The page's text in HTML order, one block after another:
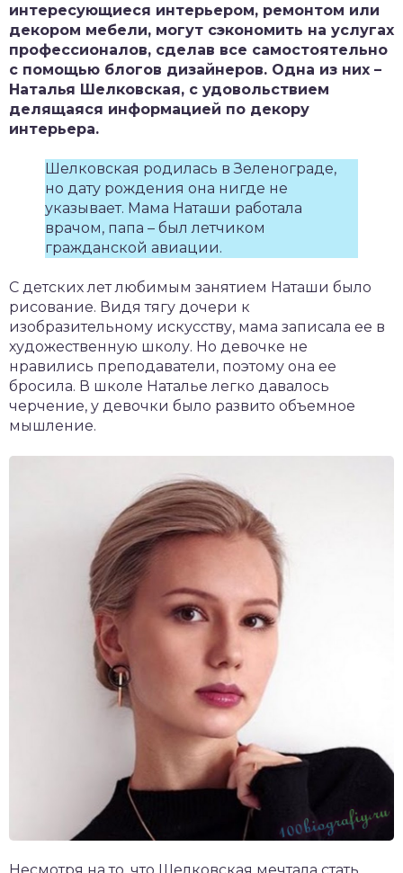
интересующиеся интерьером, ремонтом или
декором мебели, могут сэкономить на услугах
профессионалов, сделав все самостоятельно
с помощью блогов дизайнеров. Одна из них –
Наталья Шелковская, с удовольствием
делящаяся информацией по декору
интерьера.
Шелковская родилась в Зеленограде,
но дату рождения она нигде не
указывает. Мама Наташи работала
врачом, папа – был летчиком
гражданской авиации.
С детских лет любимым занятием Наташи было
рисование. Видя тягу дочери к
изобразительному искусству, мама записала ее в
художественную школу. Но девочке не
нравились преподаватели, поэтому она ее
бросила. В школе Наталье легко давалось
черчение, у девочки было развито объемное
мышление.